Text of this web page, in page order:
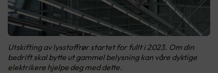
Utskifting av lysstoffrør startet for fullt i 2023. Om din
bedrift skal bytte ut gammel belysning kan våre dyktige
elektrikere hjelpe deg med dette.